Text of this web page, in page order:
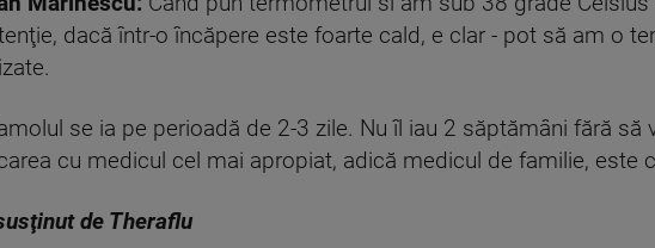
dacă într-o încăpere este foarte cald, e clar - pot să am o
se ia pe perioadă de 2-3 zile. Nu îl iau 2 săptămâni fără
cu medicul cel mai apropiat, adică medicul de familie, este
de Theraflu